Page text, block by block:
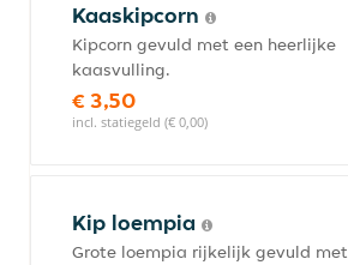
Kaaskipcorn
Kipcorn gevuld met een heerlijke
kaasvulling.
€ 3,50
incl. statiegeld (€ 0,00)
Kip loempia
Grote loempia rijkelijk gevuld met